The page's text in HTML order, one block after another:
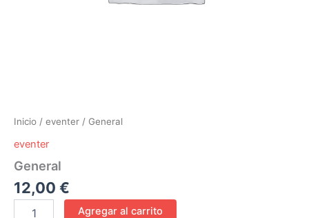
Inicio / eventer / General
eventer
General
12,00 €
Agregar al carrito